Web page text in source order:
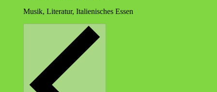
Musik, Literatur, Italienisches Essen